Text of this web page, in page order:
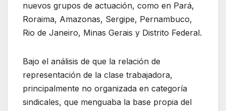
nuevos grupos de actuación, como en Pará,
Roraima, Amazonas, Sergipe, Pernambuco,
Rio de Janeiro, Minas Gerais y Distrito Federal.
Bajo el análisis de que la relación de
representación de la clase trabajadora,
principalmente no organizada en categoría
sindicales, que menguaba la base propia del